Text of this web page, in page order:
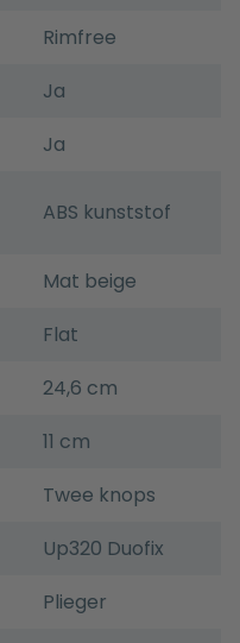
Rimfree
Ja
Ja
ABS kunststof
Mat beige
Flat
24,6 cm
11 cm
Twee knops
Up320 Duofix
Plieger